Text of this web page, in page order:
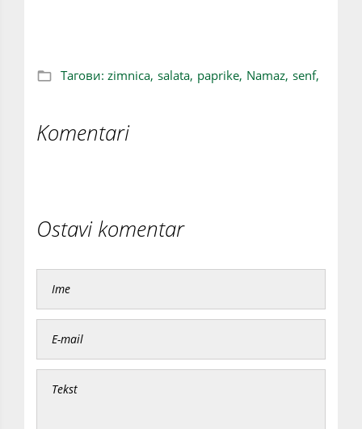
Тагови: zimnica, salata, paprike, Namaz, senf,
Komentari
Ostavi komentar